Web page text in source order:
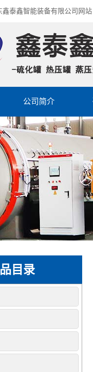
泰鑫智能装备有限公司网
公司简介
目录